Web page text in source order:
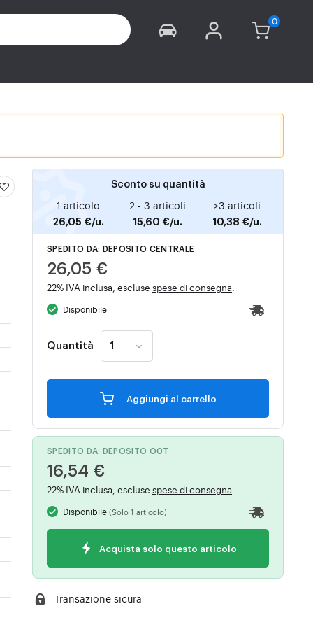
Sconto su quantità
1 articolo
26,05 €/u.
2 - 3 articoli
15,60 €/u.
>3 articoli
10,38 €/u.
SPEDITO DA: DEPOSITO CENTRALE
26,05 €
22% IVA inclusa, escluse spese di consegna
Disponibile
Quantità
Aggiungi al carrello
SPEDITO DA: DEPOSITO O0T
16,54 €
22% IVA inclusa, escluse spese di consegna
Disponibile(Solo 1 articolo)
Acquista solo questo articolo
Transazione sicura